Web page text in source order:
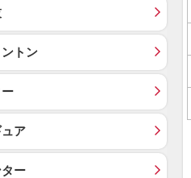
トン
ア
ー